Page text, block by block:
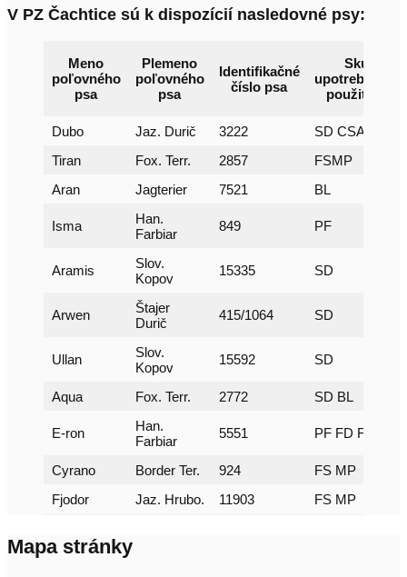
V PZ Čachtice sú k dispozícií nasledovné psy:
Meno
poľovného
psa
Plemeno
poľovného
psa
Identifikačné
číslo psa
Skúšky
Dubo Jaz. Durič 3222
SD CSASD
Tiran
Fox. Terr. 2857
FSMP
Aran
Jagterier 7521 BL
Isma
Han.
Farbiar
849 PF
Aramis
Slov.
Kopov
15335 SD
Arwen
Štajer
Durič
415/1064 SD
Ullan
Slov.
Kopov
15592 SD
Aqua Fox. Terr. 2772 SD BL
E-ron
Han.
Farbiar
5551 PF FD FSMP
Cyrano Border Ter. 924
FS MP
Fjodor
Jaz. Hrubo. 11903 FS MP
Mapa stránky